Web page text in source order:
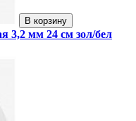
В корзину
3,2 мм 24 см зол/бел